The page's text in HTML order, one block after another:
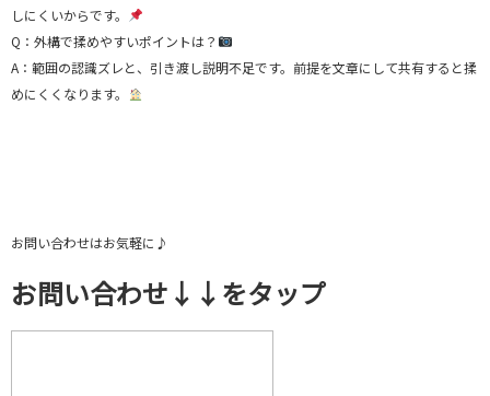
しにくいからです。
Q：外構で揉めやすいポイントは？
A：範囲の認識ズレと、引き渡し説明不足です。前提を文章にして共有すると揉
めにくくなります。
お問い合わせはお気軽に♪
お問い合わせ↓↓をタップ